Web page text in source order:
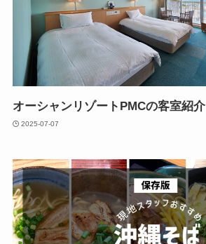
オーシャンリゾートPMCの客室紹介
2025-07-07